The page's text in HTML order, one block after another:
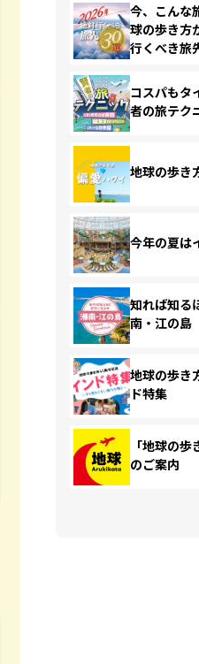
今、こんな
球の歩き方
行くべき旅
コスパもタ
者の旅テク
地球の歩き
今年の夏は
知れば知る
南・江の島
地球の歩き
ド特集
「地球の
のご案内